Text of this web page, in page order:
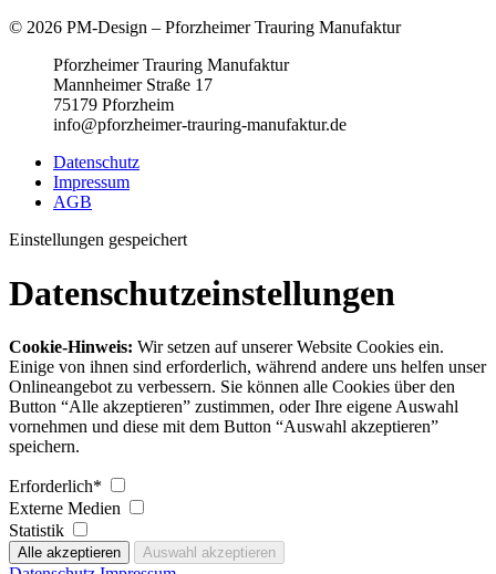
© 2026 PM-Design – Pforzheimer Trauring Manufaktur
Pforzheimer Trauring Manufaktur
Mannheimer Straße 17
75179 Pforzheim
info@pforzheimer-trauring-manufaktur.de
Datenschutz
Impressum
AGB
Einstellungen gespeichert
Datenschutzeinstellungen
Cookie-Hinweis: Wir setzen auf unserer Website Cookies ein.
Einige von ihnen sind erforderlich, während andere uns helfen unser
Onlineangebot zu verbessern. Sie können alle Cookies über den
Button “Alle akzeptieren” zustimmen, oder Ihre eigene Auswahl
vornehmen und diese mit dem Button “Auswahl akzeptieren”
speichern.
Erforderlich*
Externe Medien
Statistik